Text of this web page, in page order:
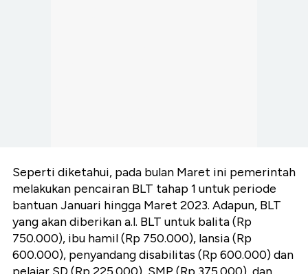
Seperti diketahui, pada bulan Maret ini pemerintah
melakukan pencairan BLT tahap 1 untuk periode
bantuan Januari hingga Maret 2023. Adapun, BLT
yang akan diberikan a.l. BLT untuk balita (Rp
750.000), ibu hamil (Rp 750.000), lansia (Rp
600.000), penyandang disabilitas (Rp 600.000) dan